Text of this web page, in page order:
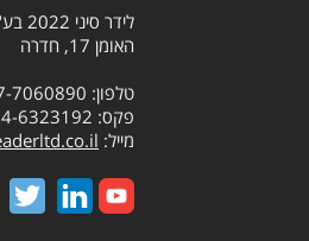
לידר סיני 2022 בע"מ (קורסים)
האומן 17, חדרה
טלפון: 077-7060890
פקס: 04-6323192
מייל: